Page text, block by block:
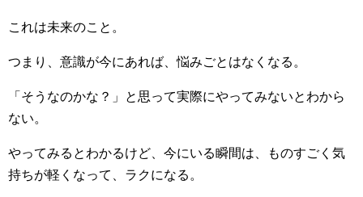
これは未来のこと。
つまり、意識が今にあれば、悩みごとはなくなる。
「そうなのかな？」と思って実際にやってみないとわから
ない。
やってみるとわかるけど、今にいる瞬間は、ものすごく気
持ちが軽くなって、ラクになる。